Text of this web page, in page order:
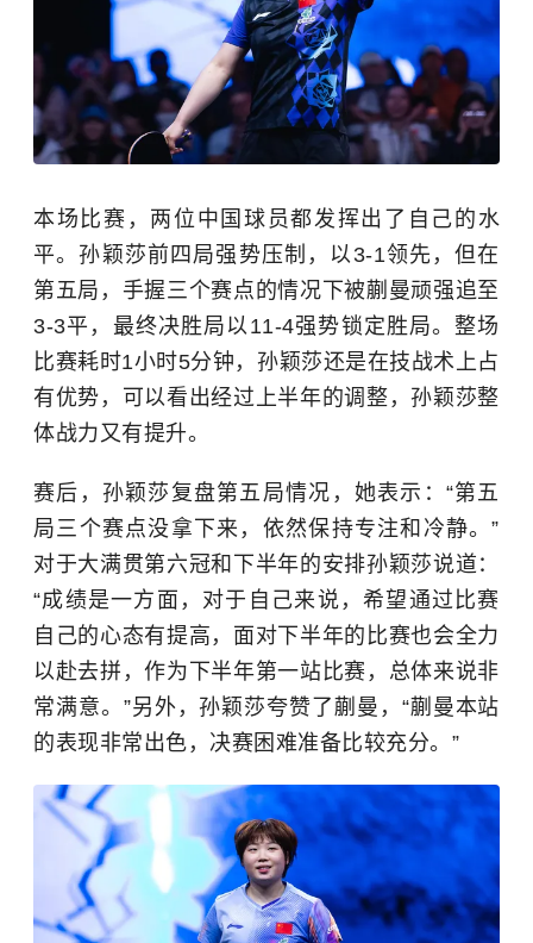
本场比赛，两位中国球员都发挥出了自己的水
平。孙颖莎前四局强势压制，以3-1领先，但在
第五局，手握三个赛点的情况下被蒯曼顽强追至
3-3平，最终决胜局以11-4强势锁定胜局。整场
比赛耗时1小时5分钟，孙颖莎还是在技战术上占
有优势，可以看出经过上半年的调整，孙颖莎整
体战力又有提升。
赛后，孙颖莎复盘第五局情况，她表示：“第五
局三个赛点没拿下来，依然保持专注和冷静。”
对于大满贯第六冠和下半年的安排孙颖莎说道：
“成绩是一方面，对于自己来说，希望通过比赛
自己的心态有提高，面对下半年的比赛也会全力
以赴去拼，作为下半年第一站比赛，总体来说非
常满意。”另外，孙颖莎夸赞了蒯曼，“蒯曼本站
的表现非常出色，决赛困难准备比较充分。”